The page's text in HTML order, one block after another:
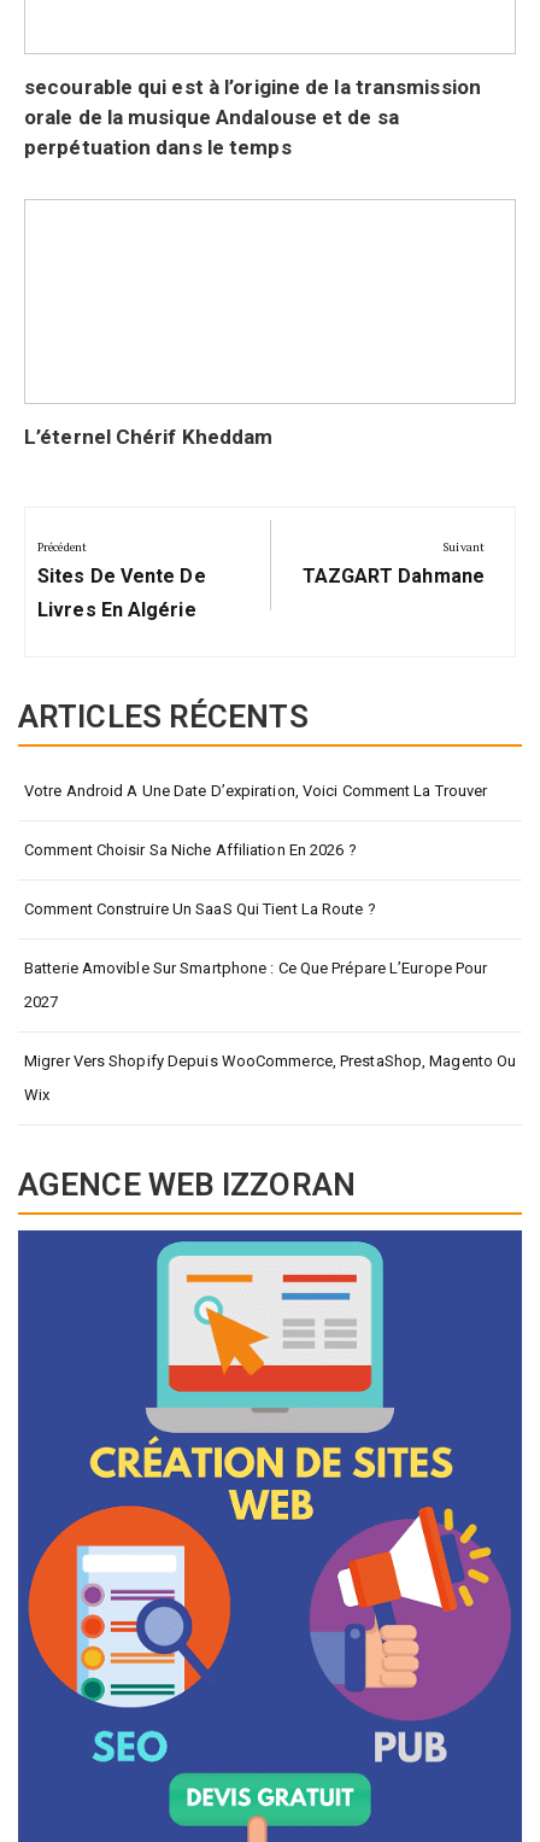
secourable qui est à l’origine de la transmission
orale de la musique Andalouse et de sa
perpétuation dans le temps
L’éternel Chérif Kheddam
de
l’article
Précédent
Précédent:
Sites De Vente De
Livres En Algérie
Suivant
Suivant:
TAZGART Dahmane
ARTICLES RÉCENTS
Votre Android A Une Date D’expiration, Voici Comment La Trouver
Comment Choisir Sa Niche Affiliation En 2026 ?
Comment Construire Un SaaS Qui Tient La Route ?
Batterie Amovible Sur Smartphone : Ce Que Prépare L’Europe Pour
2027
Migrer Vers Shopify Depuis WooCommerce, PrestaShop, Magento Ou
Wix
AGENCE WEB IZZORAN